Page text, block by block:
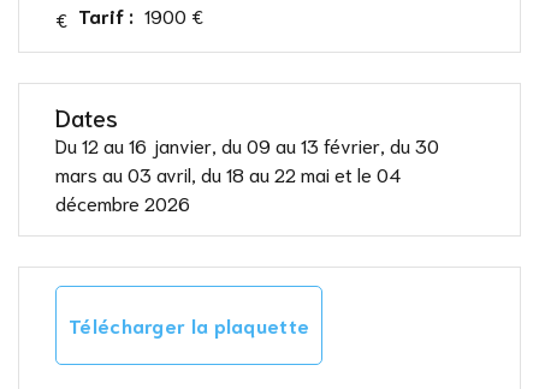
€ Tarif : 1900 €
Dates
Du 12 au 16 janvier, du 09 au 13 février, du 30
mars au 03 avril, du 18 au 22 mai et le 04
décembre 2026
Télécharger la plaquette